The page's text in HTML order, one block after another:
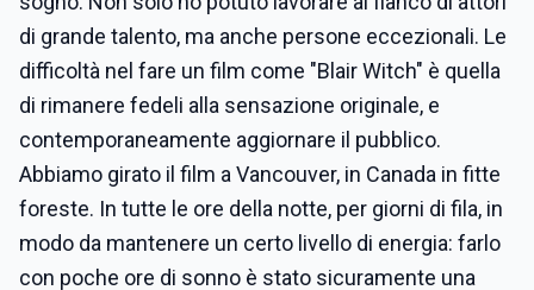
di grande talento, ma anche persone eccezionali. Le
difficoltà nel fare un film come "Blair Witch" è quella
di rimanere fedeli alla sensazione originale, e
contemporaneamente aggiornare il pubblico.
Abbiamo girato il film a Vancouver, in Canada in fitte
foreste. In tutte le ore della notte, per giorni di fila, in
modo da mantenere un certo livello di energia: farlo
con poche ore di sonno è stato sicuramente una